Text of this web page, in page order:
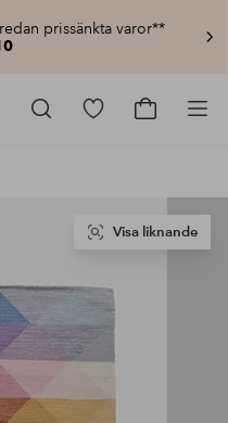
prissänkta varor**
Gå
Gå
Visa liknande